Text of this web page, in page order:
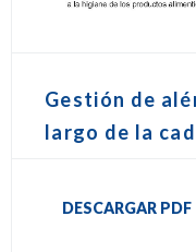
Gestión de
largo de la
DESCARGAR PDF